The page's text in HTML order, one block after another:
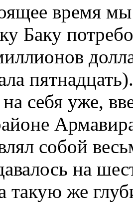
время мы
Баку
на себя уже,
собой
на
такую же